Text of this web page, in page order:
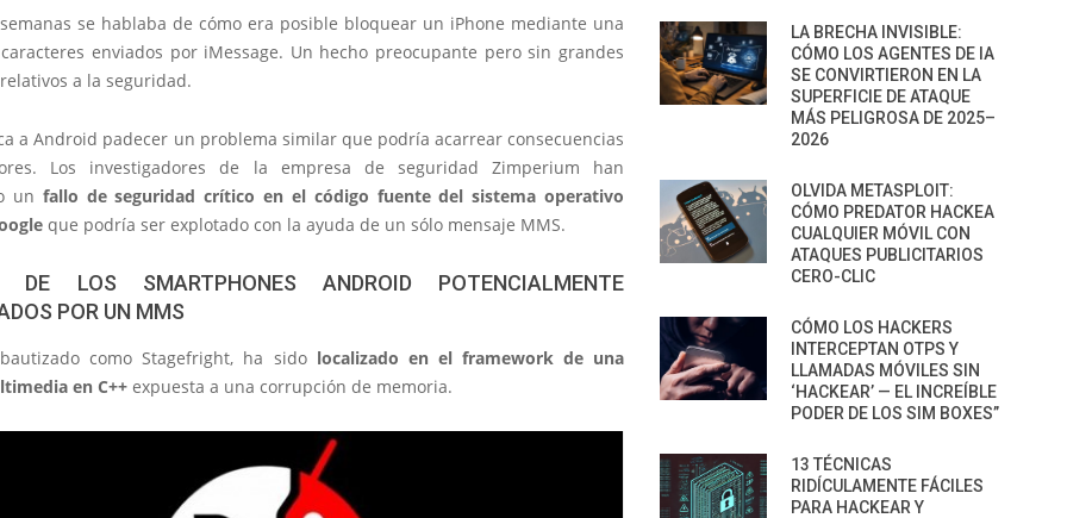
se hablaba de cómo era posible bloquear un iPhone mediante una
enviados por iMessage. Un hecho preocupante pero sin grandes
a la seguridad.
a Android padecer un problema similar que podría acarrear consecuencias
Los investigadores de la empresa de seguridad Zimperium han
un fallo de seguridad crítico en el código fuente del sistema operativo
que podría ser explotado con la ayuda de un sólo mensaje MMS.
LOS SMARTPHONES ANDROID POTENCIALMENTE
POR UN MMS
como Stagefright, ha sidolocalizado en el framework de una
en C++ expuesta a una corrupción de memoria.
LA BRECHA INVISIBLE:
CÓMO LOS AGENTES DE IA
SE CONVIRTIERON EN LA
SUPERFICIE DE ATAQUE
MÁS PELIGROSA DE 2025–
2026
OLVIDA METASPLOIT:
CÓMO PREDATOR HACKEA
CUALQUIER MÓVIL CON
ATAQUES PUBLICITARIOS
CERO-CLIC
CÓMO LOS HACKERS
INTERCEPTAN OTPS Y
LLAMADAS MÓVILES SIN
‘HACKEAR’ — EL INCREÍBLE
PODER DE LOS SIM BOXES”
13 TÉCNICAS
RIDÍCULAMENTE FÁCILES
PARA HACKEAR Y